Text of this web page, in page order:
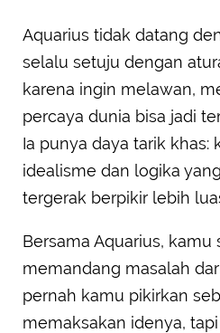
Aquarius tidak datang
selalu setuju dengan
karena ingin melawan,
percaya dunia bisa jadi
Ia punya daya tarik khas:
idealisme dan logika
tergerak berpikir lebih
Bersama Aquarius, kamu
memandang masalah
pernah kamu pikirkan
memaksakan idenya,